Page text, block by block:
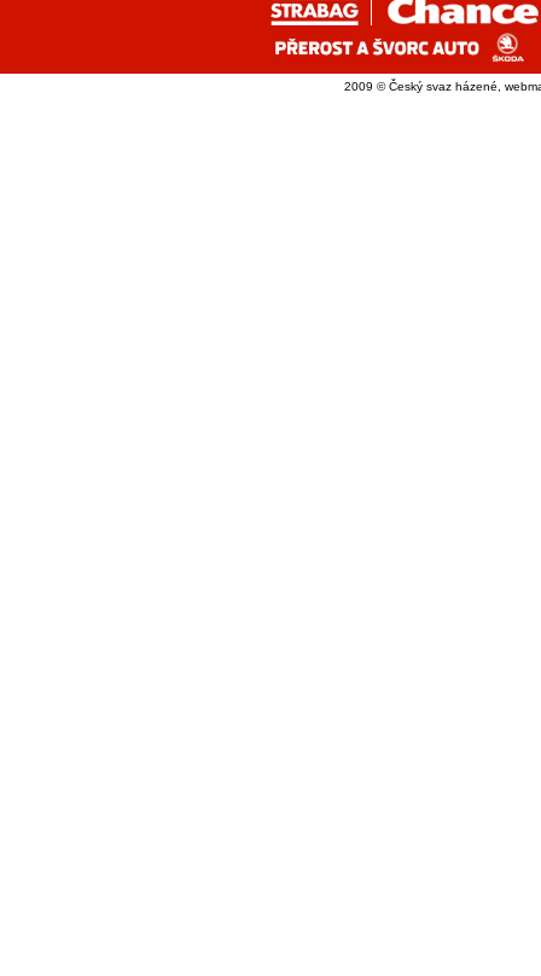
2009 © Český svaz házené,